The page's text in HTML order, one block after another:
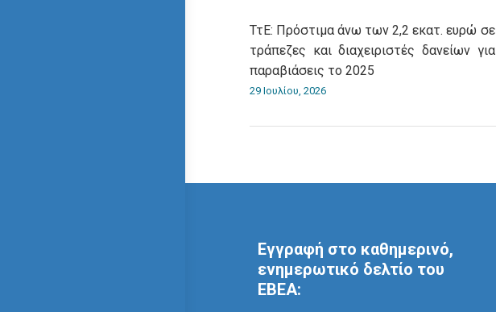
ΤτΕ: Πρόστιμα άνω των 2,2 εκατ. ευρώ σε
τράπεζες και διαχειριστές δανείων για
παραβιάσεις το 2025
29 Ιουλίου, 2026
Εγγραφή στο καθημερινό,
ενημερωτικό δελτίο του
ΕΒΕΑ: